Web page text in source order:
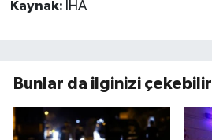
Kaynak: İHA
Bunlar da ilginizi çekebilir